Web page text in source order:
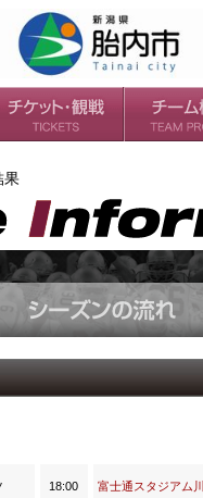
チケット
会場・アクセス
ルールガイド
果
18:00 富士通スタジアム